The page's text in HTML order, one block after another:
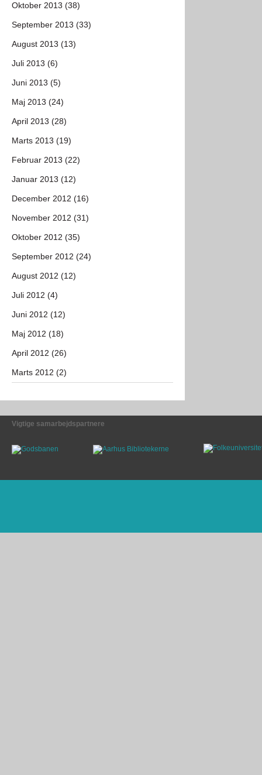
Oktober 2013 (38)
September 2013 (33)
August 2013 (13)
Juli 2013 (6)
Juni 2013 (5)
Maj 2013 (24)
April 2013 (28)
Marts 2013 (19)
Februar 2013 (22)
Januar 2013 (12)
December 2012 (16)
November 2012 (31)
Oktober 2012 (35)
September 2012 (24)
August 2012 (12)
Juli 2012 (4)
Juni 2012 (12)
Maj 2012 (18)
April 2012 (26)
Marts 2012 (2)
Vigtige samarbejdspartnere